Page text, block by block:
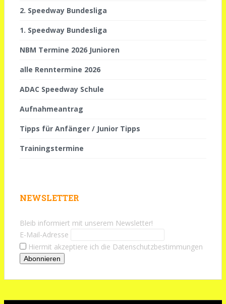
2. Speedway Bundesliga
1. Speedway Bundesliga
NBM Termine 2026 Junioren
alle Renntermine 2026
ADAC Speedway Schule
Aufnahmeantrag
Tipps für Anfänger / Junior Tipps
Trainingstermine
NEWSLETTER
Bleib informiert mit unserem Newsletter!
E-Mail-Adresse
Hiermit akzeptiere ich die Datenschutzbestimmungen